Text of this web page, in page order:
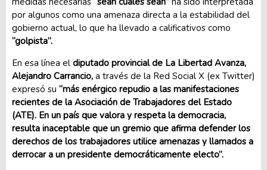
por algunos como una amenaza directa a la estabilidad del
gobierno actual, lo que ha llevado a calificativos como
“golpista”.
En esa línea el diputado provincial de La Libertad Avanza,
Alejandro Carrancio, a través de la Red Social X (ex Twitter)
expresó su “más enérgico repudio a las manifestaciones
recientes de la Asociación de Trabajadores del Estado
(ATE). En un país que valora y respeta la democracia,
resulta inaceptable que un gremio que afirma defender los
derechos de los trabajadores utilice amenazas y llamados a
derrocar a un presidente democráticamente electo”.